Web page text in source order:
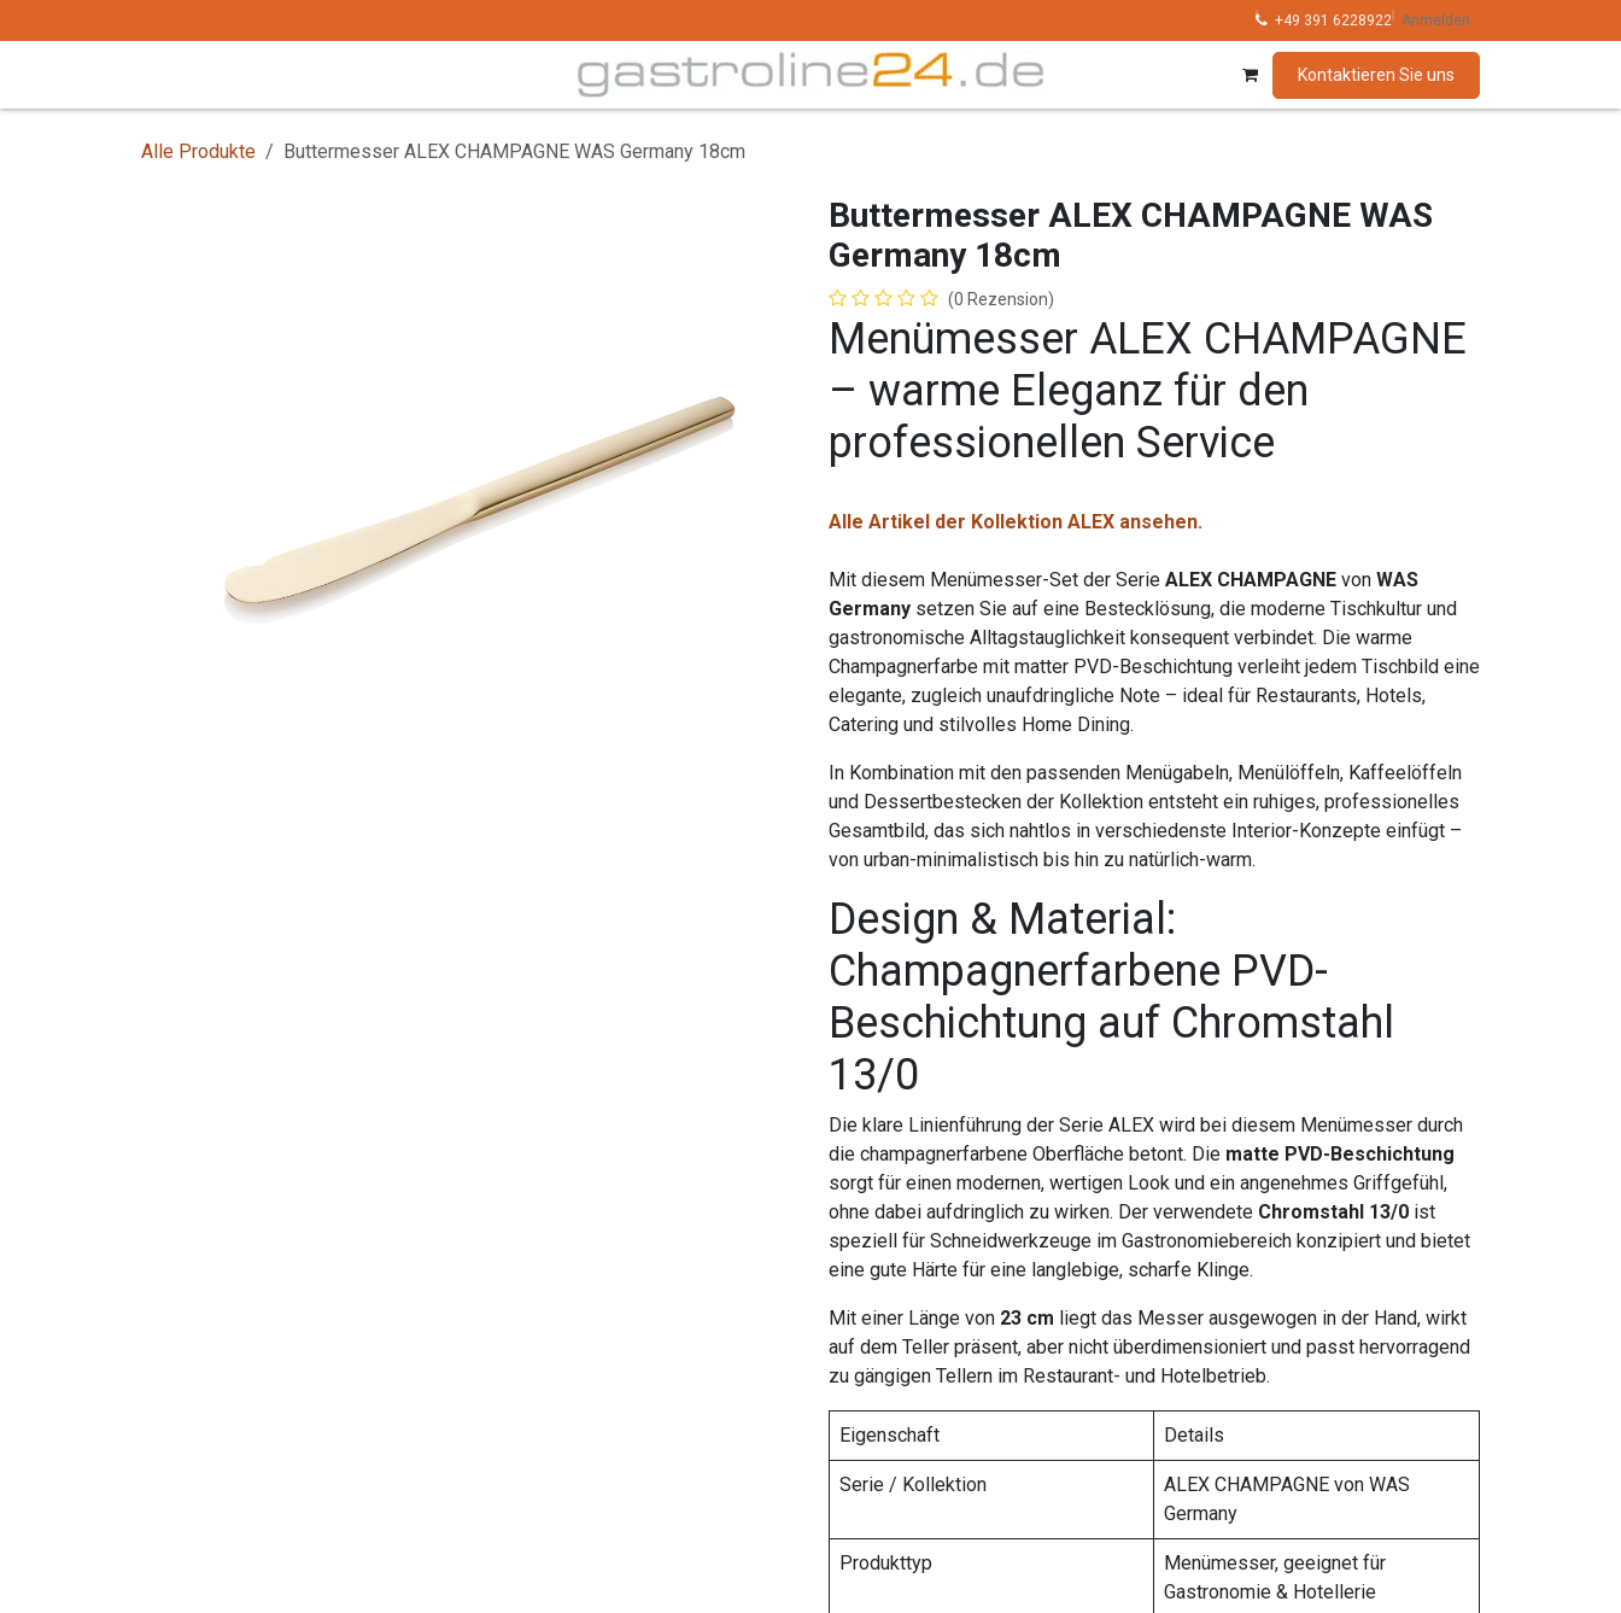
Kollektionen Marken
+49 391 6228922 Anmelden
Kontaktieren Sie uns
Alle Produkte Buttermesser ALEX CHAMPAGNE WAS Germany 18cm
Buttermesser ALEX CHAMPAGNE WAS
Germany 18cm
(0 Rezension)
Menümesser ALEX CHAMPAGNE
– warme Eleganz für den
professionellen Service
Alle Artikel der Kollektion ALEX ansehen.
Mit diesem Menümesser-Set der Serie ALEX CHAMPAGNE von WAS
Germany setzen Sie auf eine Bestecklösung, die moderne Tischkultur und
gastronomische Alltagstauglichkeit konsequent verbindet. Die warme
Champagnerfarbe mit matter PVD-Beschichtung verleiht jedem Tischbild eine
elegante, zugleich unaufdringliche Note – ideal für Restaurants, Hotels,
Catering und stilvolles Home Dining.
In Kombination mit den passenden Menügabeln, Menülöffeln, Kaffeelöffeln
und Dessertbestecken der Kollektion entsteht ein ruhiges, professionelles
Gesamtbild, das sich nahtlos in verschiedenste Interior-Konzepte einfügt –
von urban-minimalistisch bis hin zu natürlich-warm.
Design & Material:
Champagnerfarbene PVD-
Beschichtung auf Chromstahl
13/0
Die klare Linienführung der Serie ALEX wird bei diesem Menümesser durch
die champagnerfarbene Oberfläche betont. Die matte PVD-Beschichtung
sorgt für einen modernen, wertigen Look und ein angenehmes Griffgefühl,
ohne dabei aufdringlich zu wirken. Der verwendete Chromstahl 13/0 ist
speziell für Schneidwerkzeuge im Gastronomiebereich konzipiert und bietet
eine gute Härte für eine langlebige, scharfe Klinge.
Mit einer Länge von 23 cm liegt das Messer ausgewogen in der Hand, wirkt
auf dem Teller präsent, aber nicht überdimensioniert und passt hervorragend
zu gängigen Tellern im Restaurant- und Hotelbetrieb.
Eigenschaft Details
Serie / Kollektion
ALEX CHAMPAGNE von WAS
Germany
Produkttyp
Menümesser, geeignet für
Gastronomie & Hotellerie